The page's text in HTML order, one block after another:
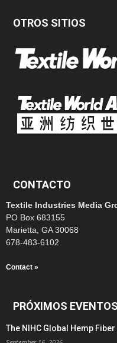
OTROS SITIOS
CONTACTO
Textile Industries Media
PO Box 683155
Marietta, GA 30068
678-483-6102
Contact »
PRÓXIMOS EVENTOS
The NIHC Global Hemp